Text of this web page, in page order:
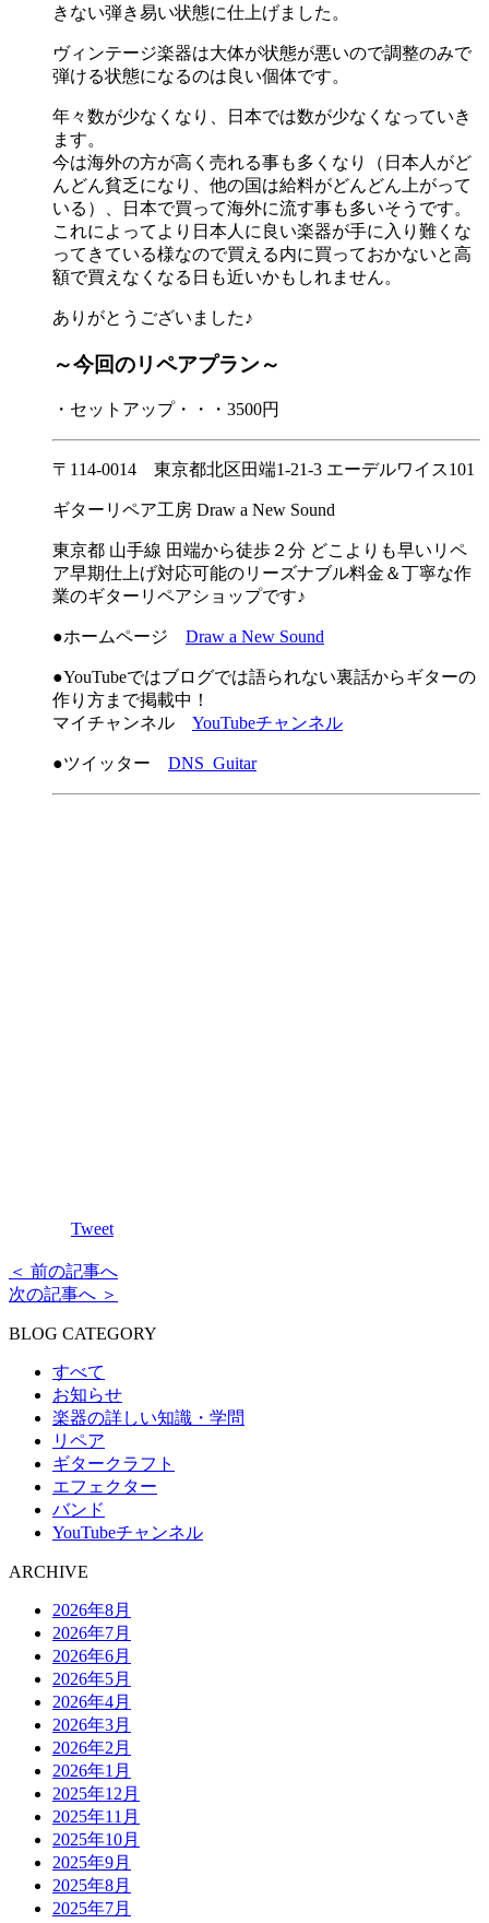
きない弾き易い状態に仕上げました。
ヴィンテージ楽器は大体が状態が悪いので調整のみで
弾ける状態になるのは良い個体です。
年々数が少なくなり、日本では数が少なくなっていき
ます。
今は海外の方が高く売れる事も多くなり（日本人がど
んどん貧乏になり、他の国は給料がどんどん上がって
いる）、日本で買って海外に流す事も多いそうです。
これによってより日本人に良い楽器が手に入り難くな
ってきている様なので買える内に買っておかないと高
額で買えなくなる日も近いかもしれません。
ありがとうございました♪
～今回のリペアプラン～
・セットアップ・・・3500円
〒114-0014 東京都北区田端1-21-3 エーデルワイス101
ギターリペア工房 Draw a New Sound
東京都 山手線 田端から徒歩２分 どこよりも早いリペ
ア早期仕上げ対応可能のリーズナブル料金＆丁寧な作
業のギターリペアショップです♪
●ホームページ Draw a New Sound
●YouTubeではブログでは語られない裏話からギターの
作り方まで掲載中！
マイチャンネル YouTubeチャンネル
●ツイッター DNS_Guitar
Tweet
＜ 前の記事へ
次の記事へ ＞
BLOG CATEGORY
すべて
お知らせ
楽器の詳しい知識・学問
リペア
ギタークラフト
エフェクター
バンド
YouTubeチャンネル
ARCHIVE
2026年8月
2026年7月
2026年6月
2026年5月
2026年4月
2026年3月
2026年2月
2026年1月
2025年12月
2025年11月
2025年10月
2025年9月
2025年8月
2025年7月